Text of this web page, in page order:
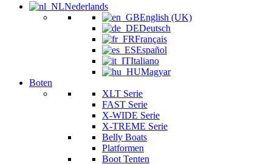
Nederlands
English (UK)
Deutsch
Français
Español
Italiano
Magyar
Boten
XLT Serie
FAST Serie
X-WIDE Serie
X-TREME Serie
Belly Boats
Platformen
Boot Tenten